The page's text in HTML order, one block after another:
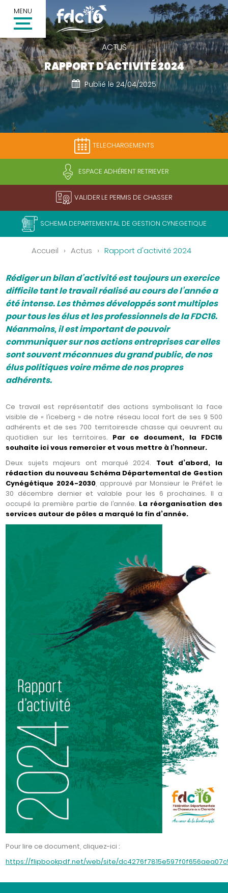
MENU
ACTUS
RAPPORT D'ACTIVITÉ 2024
Publié le 24/04/2025
TELECHARGEMENTS
ESPACE ADHÉRENT RETRIEVER
VALIDER LE PERMIS DE CHASSER
SCHEMA DEPARTEMENTAL DE GESTION CYNEGETIQUE
Inscription à la newsletter
Votre adresse email *
Accueil › Actus › Rapport d'activité 2024
Rédiger un bilan d’activité est toujours un exercice
difficile tant le travail réalisé au cours de l’année a
été intense. Les thèmes développés sont multiples
pour tous les élus et les professionnels de la FDC16.
Néanmoins, il est important de pouvoir
communiquer sur nos actions entreprises car elles
sont souvent méconnues du grand public, de nos
élus politiques voire même de nos propres
adhérents.
Ce travail est représentatif des actions symbolisant la face
visible de « l’iceberg » de notre réseau local fort de ses 9 500
adhérents et de ses 700 territoiresde chasse qui oeuvrent au
quotidien sur les territoires. Par ce document, la FDC16
souhaite ici vous remercier et vous mettre à l’honneur.
Deux sujets majeurs ont marqué 2024. Tout d’abord, la
rédaction du nouveau Schéma Départemental de Gestion
Cynégétique 2024-2030, approuvé par Monsieur le Préfet le
30 décembre dernier et valable pour les 6 prochaines. Il a
occupé la première partie de l’année. La réorganisation des
services autour de pôles a marqué la fin d’année.
Pour lire ce document, cliquez-ici :
https://flipbookpdf.net/web/site/